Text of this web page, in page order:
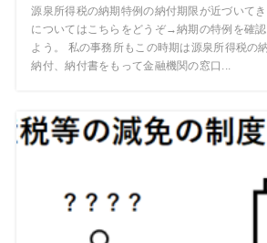
源泉所得税の納期特例の納付期限が近づいて
についてはこちらをどうぞ→納期の特例を確
よう。 私の事務所もこの時期は源泉所得税の
納付、納付書をもって金融機関の窓口...